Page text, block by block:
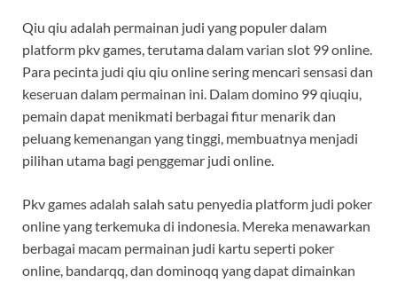
Qiu qiu adalah permainan judi yang populer dalam
platform pkv games, terutama dalam varian slot 99 online.
Para pecinta judi qiu qiu online sering mencari sensasi dan
keseruan dalam permainan ini. Dalam domino 99 qiuqiu,
pemain dapat menikmati berbagai fitur menarik dan
peluang kemenangan yang tinggi, membuatnya menjadi
pilihan utama bagi penggemar judi online.
Pkv games adalah salah satu penyedia platform judi poker
online yang terkemuka di indonesia. Mereka menawarkan
berbagai macam permainan judi kartu seperti poker
online, bandarqq, dan dominoqq yang dapat dimainkan